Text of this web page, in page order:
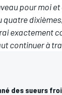
pour moi
exactement
continuer à
des sueurs